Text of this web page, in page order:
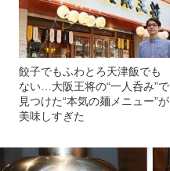
餃子でもふわとろ天津飯でも
ない…大阪王将の“一人呑み”で
見つけた“本気の麺メニュー”が
美味しすぎた